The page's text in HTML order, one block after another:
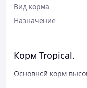
Вид корма
Назначение
Корм Tropical.
Основной корм